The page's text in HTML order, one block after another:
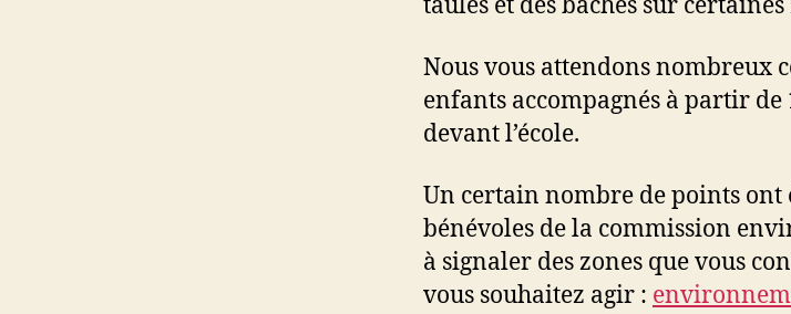
Nous vous attendons nombreux
enfants accompagnés à partir de
devant l’école.
Un certain nombre de points ont
bénévoles de la commission
à signaler des zones que vous
vous souhaitez agir :